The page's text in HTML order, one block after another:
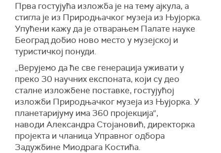
Прва гостујућа изложба је на тему ајкула, а
стигла је из Природњачког музеја из Њујорка.
Упућени кажу да је отварањем Палате науке
Београд добио ново место у музејској и
туристичкој понуди.
„Верујемо да ће све генерација уживати у
преко 30 научних експоната, који су део
сталне изложбене поставке, гостујућој
изложби Природњачког музеја из Њујорка. У
планетаријуму има 360 пројекција“,
наводи Александра Стојановић, директорка
пројекта и чланица Управног одбора
Задужбине Миодрага Костића.